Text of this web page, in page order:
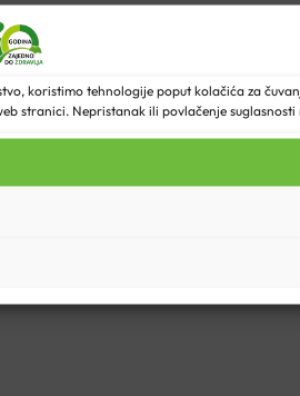
koristimo tehnologije poput kolačića za
stranici. Nepristanak ili povlačenje